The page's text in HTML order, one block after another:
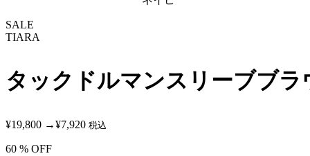
SALE
TIARA
タックドルマンスリーブブ
¥19,800 →¥7,920 税込
60 % OFF